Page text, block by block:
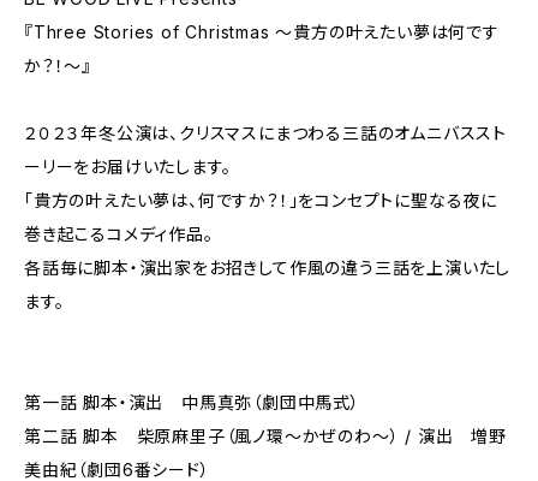
『Three Stories of Christmas 〜貴方の叶えたい夢は何です
か？！〜』
２０２３年冬公演は、クリスマスにまつわる三話のオムニバススト
ーリーをお届けいたします。
「貴方の叶えたい夢は、何ですか？！」をコンセプトに聖なる夜に
巻き起こるコメディ作品。
各話毎に脚本・演出家をお招きして作風の違う三話を上演いたし
ます。
第一話 脚本・演出 中馬真弥（劇団中馬式）
第二話 脚本 柴原麻里子（風ノ環〜かぜのわ〜） / 演出 増野
美由紀（劇団6番シード）